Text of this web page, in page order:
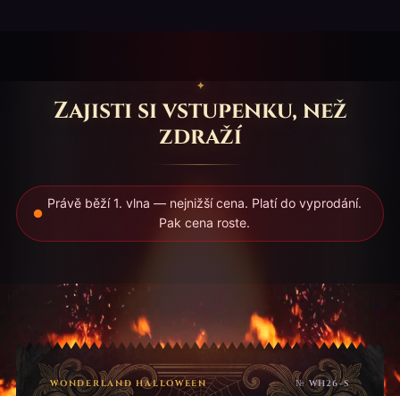
Zajisti si vstupenku, než
zdraží
Právě běží 1. vlna — nejnižší cena. Platí do vyprodání.
Pak cena roste.
WONDERLAND HALLOWEEN № WH26-S